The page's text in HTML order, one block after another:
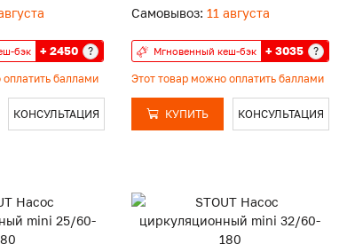
бэк + 2450 ?
баллами
КОНСУЛЬТАЦИЯ
Самовывоз: 11 августа
Мгновенный кеш-бэк + 3035 ?
Этот товар можно оплатить баллами
КУПИТЬ КОНСУЛЬТАЦИЯ